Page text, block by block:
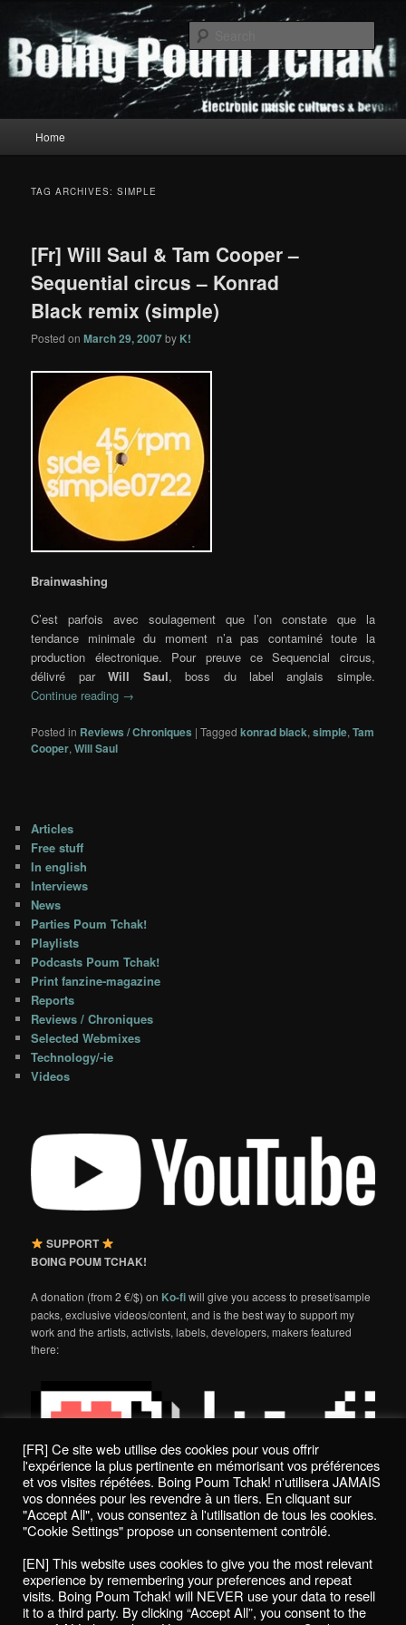
primary
content
secondary
contentBoing Poum Tchak!
Home
TAG ARCHIVES:SIMPLE
[Fr] Will Saul & Tam Cooper –
Sequential circus – Konrad
Black remix (simple)
Posted onMarch 29, 2007by K!
Brainwashing
C’est parfois avec soulagement que l’on constate que la
tendance minimale du moment n’a pas contaminé toute la
production électronique. Pour preuve ce Sequencial circus,
délivré parWill Saul, boss du label anglais simple.
Continue reading →
Posted in Reviews / Chroniques |Tagged konrad black,simple,Tam
Cooper,Will Saul
Articles
Free stuff
In english
Interviews
News
Parties Poum Tchak!
Playlists
Podcasts Poum Tchak!
Print fanzine-magazine
Reports
Reviews / Chroniques
Selected Webmixes
Technology/-ie
Videos
SUPPORT
BOING POUM TCHAK!
A donation (from 2 €/$) on Ko-fiwill give you access to preset/sample
packs, exclusive videos/content, and is the best way to support my
work and the artists, activists, labels, developers, makers featured
there:
Politique de confidentialité / Privacy Policy
Boing Poum Tchak! - 2022
[FR] Ce site web utilise des cookies pour vous offrir
l'expérience la plus pertinente en mémorisant vos préférences
et vos visites répétées. Boing Poum Tchak! n'utilisera JAMAIS
vos données pour les revendre à un tiers. En cliquant sur
"Accept All", vous consentez à l'utilisation de tous les cookies.
"Cookie Settings" propose un consentement contrôlé.
[EN] This website uses cookies to give you the most relevant
experience by remembering your preferences and repeat
visits. Boing Poum Tchak! will NEVER use your data to resell
it to a third party. By clicking “Accept All”, you consent to the